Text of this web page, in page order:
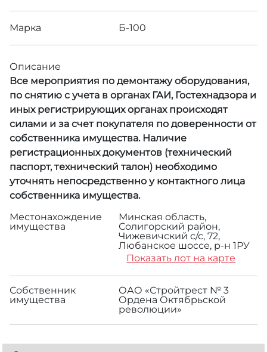
Марка Б-100
Описание
Все мероприятия по демонтажу оборудования,
по снятию с учета в органах ГАИ, Гостехнадзора и
иных регистрирующих органах происходят
силами и за счет покупателя по доверенности от
собственника имущества. Наличие
регистрационных документов (технический
паспорт, технический талон) необходимо
уточнять непосредственно у контактного лица
собственника имущества.
Местонахождение
имущества
Минская область,
Солигорский район,
Чижевичский с/с, 72,
Любанское шоссе, р-н 1РУ
Показать лот на карте
Собственник
имущества
ОАО «Стройтрест № 3
Ордена Октябрьской
революции»